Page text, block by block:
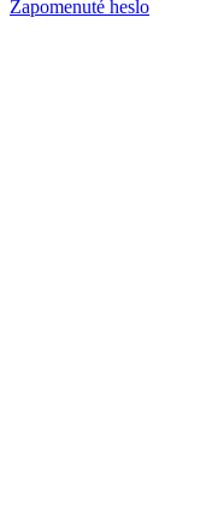
Zapomenuté heslo